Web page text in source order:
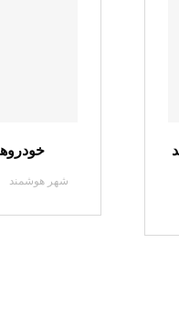
شهر هوشمند